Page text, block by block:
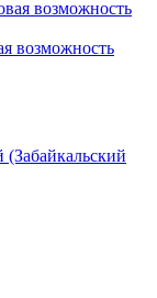
возможность